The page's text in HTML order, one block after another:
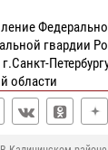
гвардии
области